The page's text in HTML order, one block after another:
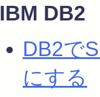
IBM DB2
DB2で
にする